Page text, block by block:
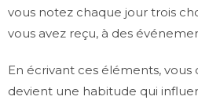
vous notez chaque jour trois
vous avez reçu, à des
En écrivant ces éléments,
devient une habitude qui